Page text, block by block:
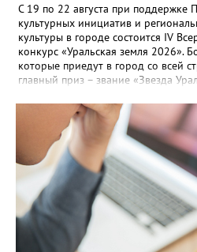
С 19 по 22 августа при поддержке
культурных инициатив и
культуры в городе состоится IV
конкурс «Уральская земля 2026».
которые приедут в город со всей
главный приз – звание «Звезда
прослушивания участников,
наставников, выступления
приглашённых артистов», -
фестивальные мероприятия будет
фестивале участвовали 26
Челябинской, Свердловской,
областей, Ханты-Мансийского
Республики Башкортостан.
идейный вдохновитель,
певец, победитель главного